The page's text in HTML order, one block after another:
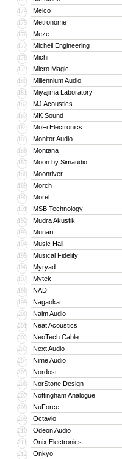
174 Melco
175 Metronome
176 Meze
177 Michell Engineering
178 Michi
179 Micro Magic
180 Millennium Audio
181 Miyajima Laboratory
182 MJ Acoustics
183 MK Sound
184 MoFi Electronics
185 Monitor Audio
186 Montana
187 Moon by Simaudio
188 Moonriver
189 Morch
190 Morel
191 MSB Technology
192 Mudra Akustik
193 Munari
194 Music Hall
195 Musical Fidelity
196 Myryad
197 Mytek
198 NAD
199 Nagaoka
200 Naim Audio
201 Neat Acoustics
202 NeoTech Cable
203 Next Audio
204 Nime Audio
205 Nordost
206 NorStone Design
207 Nottingham Analogue
208 NuForce
209 Octavio
210 Odeon Audio
211 Onix Electronics
212 Onkyo